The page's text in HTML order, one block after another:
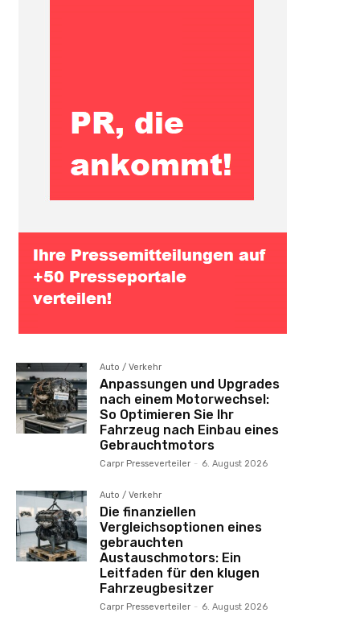
Auto / Verkehr
Anpassungen und Upgrades
nach einem Motorwechsel:
So Optimieren Sie Ihr
Fahrzeug nach Einbau eines
Gebrauchtmotors
Carpr Presseverteiler - 6. August 2026
Auto / Verkehr
Die finanziellen
Vergleichsoptionen eines
gebrauchten
Austauschmotors: Ein
Leitfaden für den klugen
Fahrzeugbesitzer
Carpr Presseverteiler - 6. August 2026